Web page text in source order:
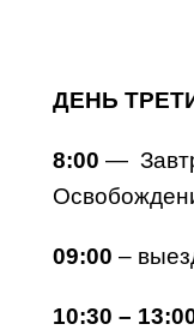
ДЕНЬ
8:00 —
09:00 –
10:30 –